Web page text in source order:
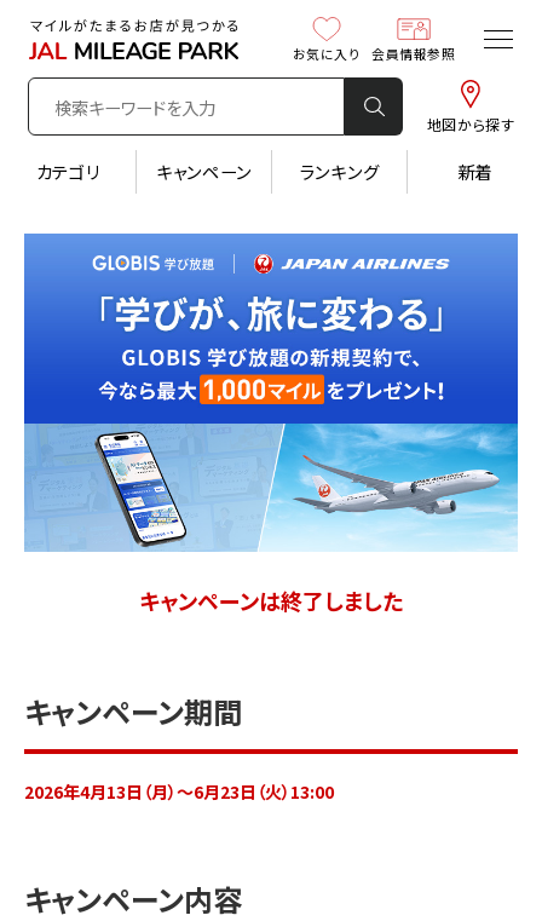
地図から探す
お気に入り 会員情報参照
カテゴリ キャンペーン ランキング 新着
地図から探す
お気に入り 会員情報参照
カテゴリ キャンペーン ランキング 新着
キャンペーンは終了しました
キャンペーン期間
2026年4月13日（月）～6月23日（火）13:00
キャンペーン内容